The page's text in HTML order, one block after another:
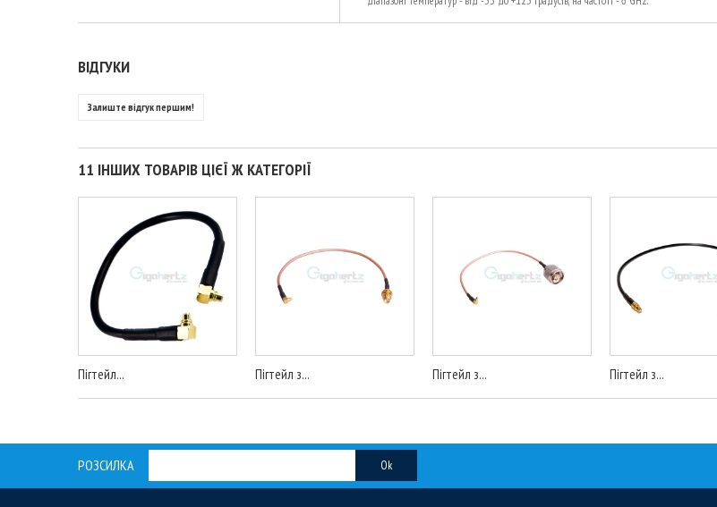
ВІДГУКИ
Залиште відгук першим!
11 ІНШИХ ТОВАРІВ ЦІЄЇ Ж КАТЕГОРІЇ
Пігтейл... Пігтейл з... Пігтейл з... Пігтейл з...
РОЗСИЛКА Ok